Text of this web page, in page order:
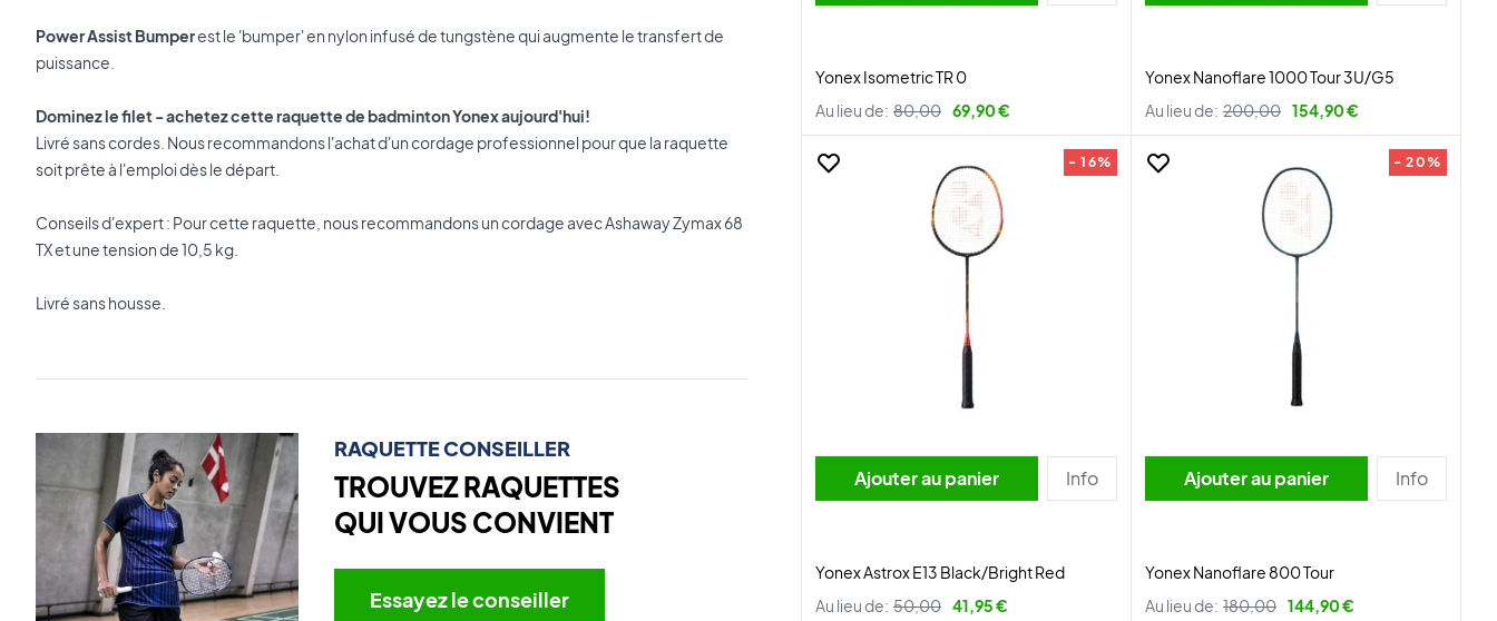
Power Assist Bumperest le 'bumper' en nylon infusé de tungstène qui augmente le transfert de
puissance.
Dominez le filet - achetez cette raquette de badminton Yonex aujourd'hui!
Livré sans cordes. Nous recommandons l'achat d'un cordage professionnel pour que la raquette
soit prête à l'emploi dès le départ.
Conseils d'expert : Pour cette raquette, nous recommandons un cordage avec Ashaway Zymax 68
TX et une tension de 10,5 kg.
Livré sans housse.
RAQUETTE CONSEILLER
TROUVEZ RAQUETTES
QUI VOUS CONVIENT
Essayez le conseiller
Yonex Isometric TR 0
Au lieu de: 80,00 69,90 €
Yonex Nanoflare 1000 Tour 3U/G5
Au lieu de: 200,00 154,90 €
- 16%
Ajouter au panier Info
Yonex Astrox E13 Black/Bright Red
Au lieu de: 50,00 41,95 €
- 20%
Ajouter au panier Info
Yonex Nanoflare 800 Tour
Au lieu de: 180,00 144,90 €